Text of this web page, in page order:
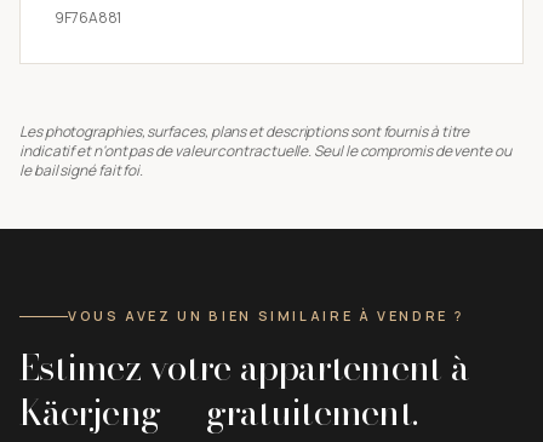
9F76A881
Les photographies, surfaces, plans et descriptions sont fournis à titre
indicatif et n'ont pas de valeur contractuelle. Seul le compromis de vente ou
le bail signé fait foi.
VOUS AVEZ UN BIEN SIMILAIRE À VENDRE ?
Estimez votre appartement à
Käerjeng — gratuitement.